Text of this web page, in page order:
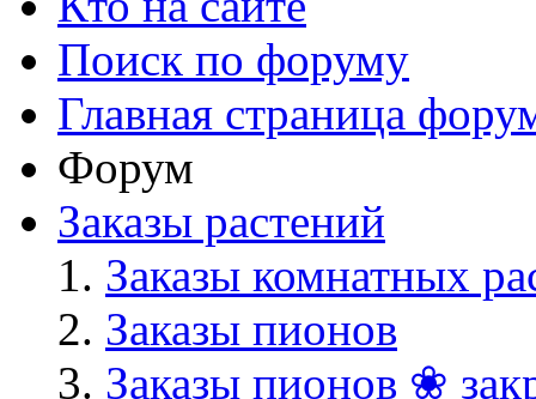
Поиск по форуму
Главная страница
Форум
Заказы растений
Заказы комнатных
Заказы пионов
Заказы пионов ❀